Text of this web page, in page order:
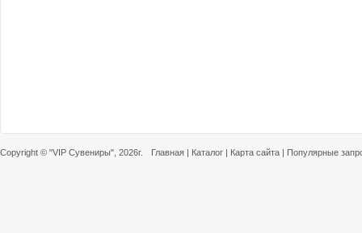
Copyright © "VIP Сувениры" , 2026г. Главная | Каталог | Карта сайта | Популярные